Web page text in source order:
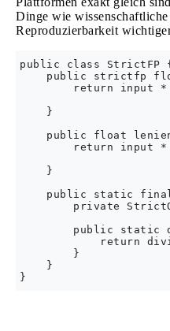
Dinge wie
Reproduzierbarkeit
public class
public strictfp
return input
    }
public float
return input
    }
public static
private
public static
return
        }
    }